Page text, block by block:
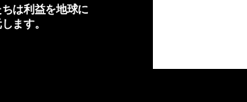
は利益を地球に
ます。